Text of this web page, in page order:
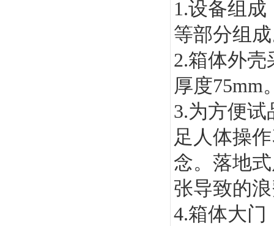
1.设备组
等部分组
2.箱体外
厚度75mm
3.为方便
足人体操
念。落地
张导致的
4.箱体大